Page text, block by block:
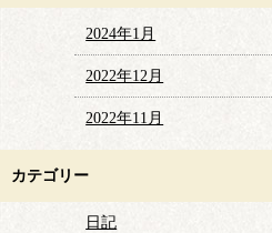
2024年1月
2022年12月
2022年11月
カテゴリー
日記